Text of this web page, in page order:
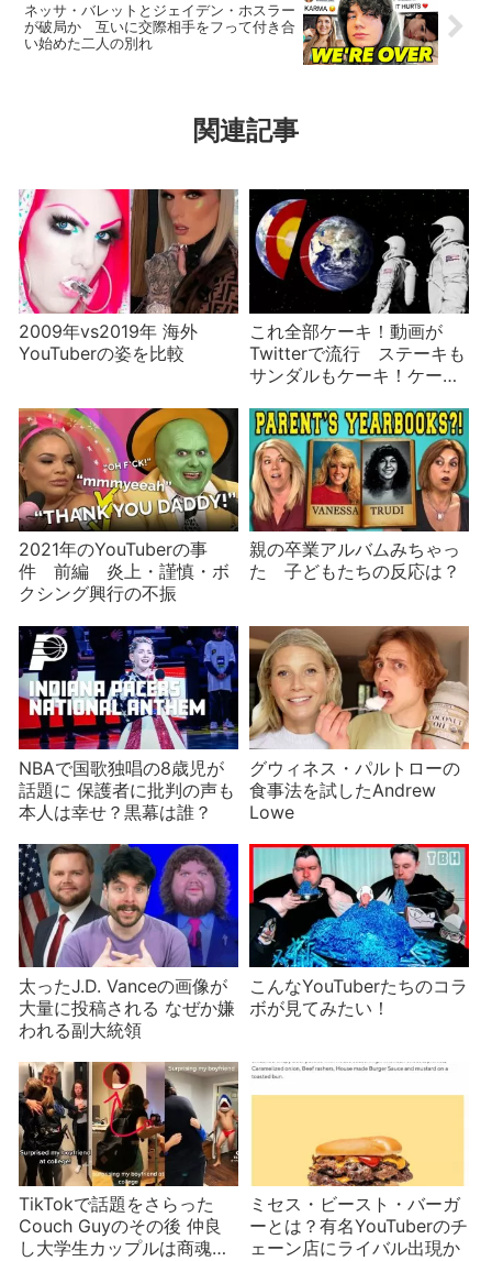
ネッサ・バレットとジェイデン・ホスラー
が破局か 互いに交際相手をフって付き合
い始めた二人の別れ
関連記事
2009年vs2019年 海外
YouTuberの姿を比較
これ全部ケーキ！動画が
Twitterで流行 ステーキも
サンダルもケーキ！ケーキ
2021年のYouTuberの事
件 前編 炎上・謹慎・ボ
クシング興行の不振
親の卒業アルバムみちゃっ
た 子どもたちの反応は？
NBAで国歌独唱の8歳児が
話題に 保護者に批判の声も
本人は幸せ？黒幕は誰？
グウィネス・パルトローの
食事法を試したAndrew
Lowe
太ったJ.D. Vanceの画像が
大量に投稿される なぜか嫌
われる副大統領
こんなYouTuberたちのコラ
ボが見てみたい！
TikTokで話題をさらった
Couch Guyのその後 仲良
し大学生カップルは商魂た
ミセス・ビースト・バーガ
ーとは？有名YouTuberのチ
ェーン店にライバル出現か